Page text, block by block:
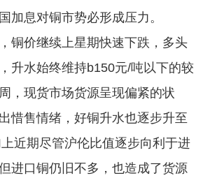
加息对铜市势必形成压力。
价继续上星期快速下跌，多头
升水始终维持b150元/吨以下的较
，现货市场货源呈现偏紧的状
惜售情绪，好铜升水也逐步升至
近期尽管沪伦比值逐步向利于进
进口铜仍旧不多，也造成了货源